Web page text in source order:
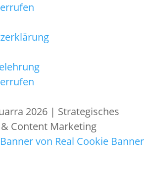
2026 | Strategisches
Content Marketing
von Real Cookie Banner